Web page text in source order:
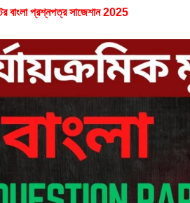
বাংলা প্রশ্নপত্র সাজেশান 2025